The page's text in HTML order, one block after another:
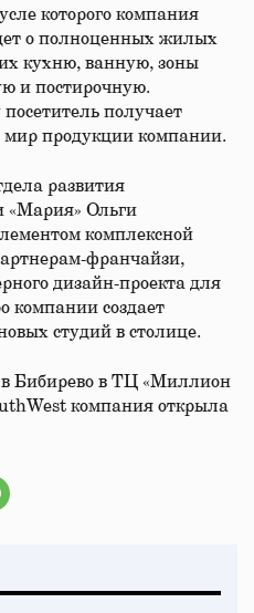
которого компания
о полноценных жилых
кухню, ванную, зоны
и постирочную.
получает
мир продукции компании.
развития
«Мария» Ольги
комплексной
франчайзи,
дизайн-проекта для
компании создает
студий в столице.
Бибирево в ТЦ «Миллион
компания открыла